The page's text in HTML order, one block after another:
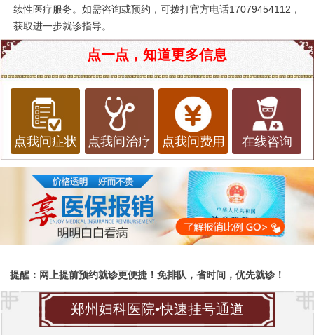
续性医疗服务。如需咨询或预约，可拨打官方电话17079454112，
获取进一步就诊指导。
点一点，知道更多信息
点我问症状 点我问治疗 点我问费用 在线咨询
提醒：网上提前预约就诊更便捷！免排队，省时间，优先就诊！
郑州妇科医院•快速挂号通道